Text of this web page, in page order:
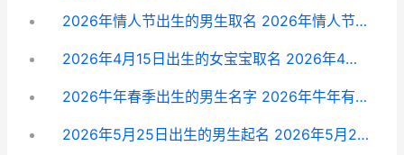
2026年情人节出生的男生取名 2026年情人节有哪些
2026年4月15日出生的女宝宝取名 2026年4月15日出生人饮食建议
2026牛年春季出生的男生名字 2026年牛年有春吗
2026年5月25日出生的男生起名 2026年5月25日出生运势如何